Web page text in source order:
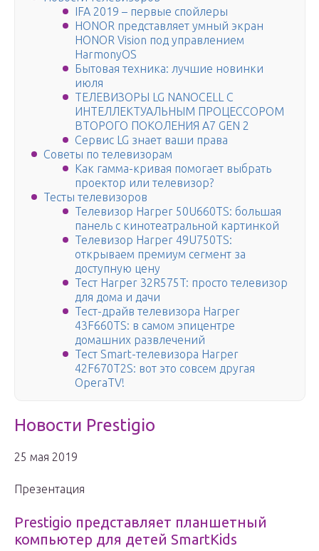
IFA 2019 – первые спойлеры
HONOR представляет умный экран
HONOR Vision под управлением
HarmonyOS
Бытовая техника: лучшие новинки
июля
ТЕЛЕВИЗОРЫ LG NANOCELL С
ИНТЕЛЛЕКТУАЛЬНЫМ ПРОЦЕССОРОМ
ВТОРОГО ПОКОЛЕНИЯ Α7 GEN 2
Сервис LG знает ваши права
Советы по телевизорам
Как гамма-кривая помогает выбрать
проектор или телевизор?
Тесты телевизоров
Телевизор Harper 50U660TS: большая
панель с кинотеатральной картинкой
Телевизор Harper 49U750TS:
открываем премиум сегмент за
доступную цену
Тест Harper 32R575T: просто телевизор
для дома и дачи
Тест-драйв телевизора Harper
43F660TS: в самом эпицентре
домашних развлечений
Тест Smart-телевизора Harper
42F670T2S: вот это совсем другая
OperaTV!
Новости Prestigio
25 мая 2019
Презентация
Prestigio представляет планшетный
компьютер для детей SmartKids